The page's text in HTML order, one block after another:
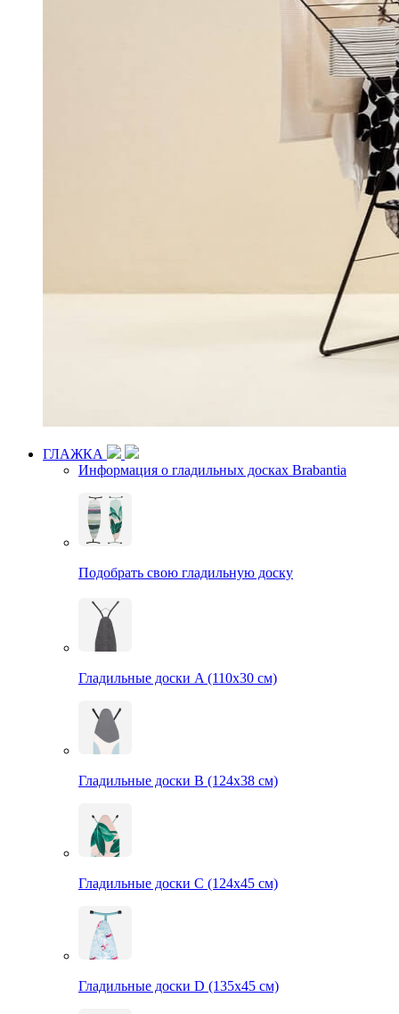
ГЛАЖКА
Информация о гладильных досках Brabantia
Подобрать свою гладильную доску
Гладильные доски A (110х30 см)
Гладильные доски B (124х38 см)
Гладильные доски С (124х45 см)
Гладильные доски D (135х45 см)